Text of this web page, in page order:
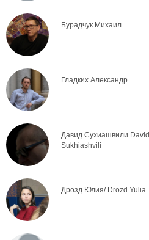
Бурадчук Михаил
Гладких Александр
Давид Сухиашвили David
Sukhiashvili
Дрозд Юлия/ Drozd Yulia